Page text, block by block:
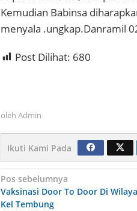
Kemudian Babinsa
menyala .ungkap.Danramil
Post Dilihat: 680
oleh Admin
Ikuti Kami Pada
Navigasi
pos
Pos sebelumnya
Vaksinasi Door To Door Di
Kel Tembung